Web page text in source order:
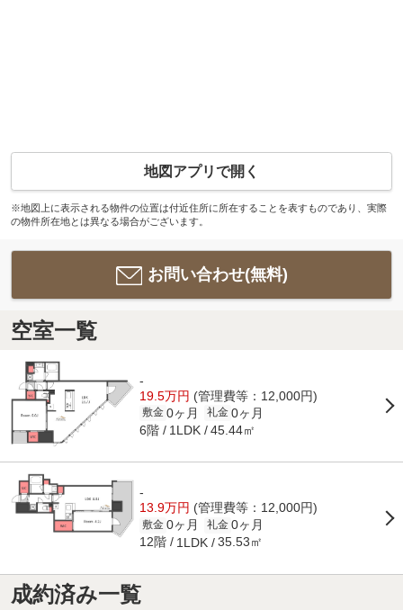
地図アプリで開く
※地図上に表示される物件の位置は付近住所に所在することを表すものであり、実際
の物件所在地とは異なる場合がございます。
お問い合わせ(無料)
空室一覧
-
19.5万円 (管理費等：12,000円)
敷金 0ヶ月 礼金 0ヶ月
6階 1LDK 45.44㎡
-
13.9万円 (管理費等：12,000円)
敷金 0ヶ月 礼金 0ヶ月
12階 1LDK 35.53㎡
成約済み一覧